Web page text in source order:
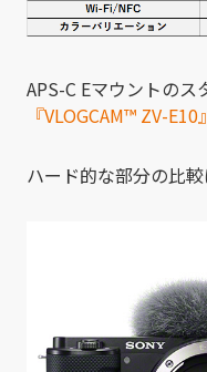
APS-C Eマウントの
『VLOGCAM™ ZV-E10』
ハード的な部分の比較